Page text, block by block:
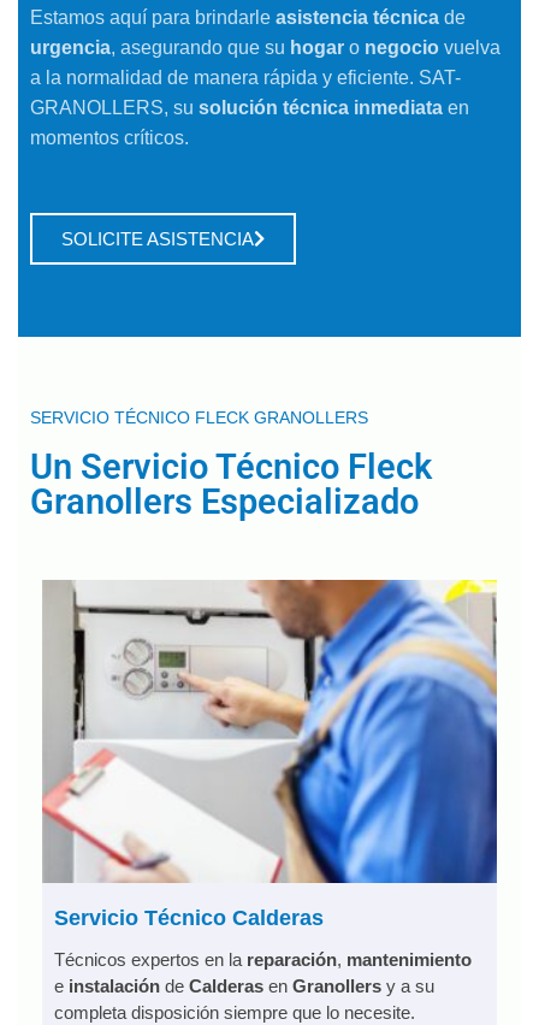
Estamos aquí para brindarle asistencia técnica de
urgencia, asegurando que su hogar o negocio vuelva
a la normalidad de manera rápida y eficiente. SAT-
GRANOLLERS, su solución técnica inmediata en
momentos críticos.
SOLICITE ASISTENCIA
SERVICIO TÉCNICO FLECK GRANOLLERS
Un Servicio Técnico Fleck
Granollers Especializado
Servicio Técnico Calderas
Técnicos expertos en la reparación, mantenimiento
e instalación de Calderas en Granollers y a su
completa disposición siempre que lo necesite.